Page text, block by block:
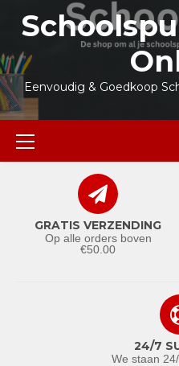
inhoud
Eenvoudig & Goedkoop
Primair
menu
GRATIS VERZENDING
Op alle orders boven
€50.00
24/7
We staan